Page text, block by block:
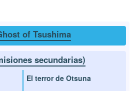
of Tsushima
secundarias)
El terror de Otsuna